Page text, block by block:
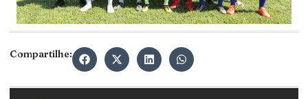
Compartilhe: